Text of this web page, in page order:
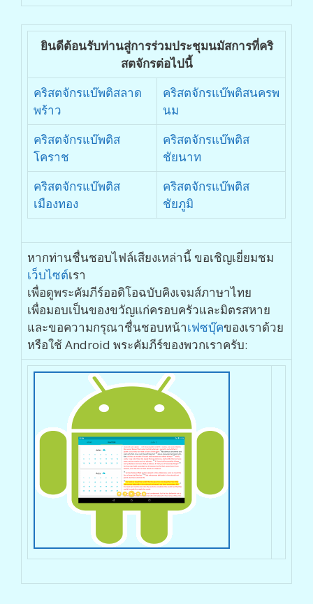
ยินดีต้อนรับท่านสู่การร่วมประชุมนมัสการที่คริ
สตจักรต่อไปนี้
คริสตจักรแบ๊พติสลาด
พร้าว
คริสตจักรแบ๊พติสนครพ
นม
คริสตจักรแบ๊พติส
โคราช
คริสตจักรแบ๊พติส
ชัยนาท
คริสตจักรแบ๊พติส
เมืองทอง
คริสตจักรแบ๊พติส
ชัยภูมิ
หากท่านชื่นชอบไฟล์เสียงเหล่านี้ ขอเชิญเยี่ยมชม
เว็บไซต์เรา
เพื่อดูพระคัมภีร์ออดิโอฉบับคิงเจมส์ภาษาไทย
เพื่อมอบเป็นของขวัญแก่ครอบครัวและมิตรสหาย
และขอความกรุณาชื่นชอบหน้าเฟซบุ๊คของเราด้วย
หรือใช้ Android พระคัมภีร์ของพวกเราครับ: